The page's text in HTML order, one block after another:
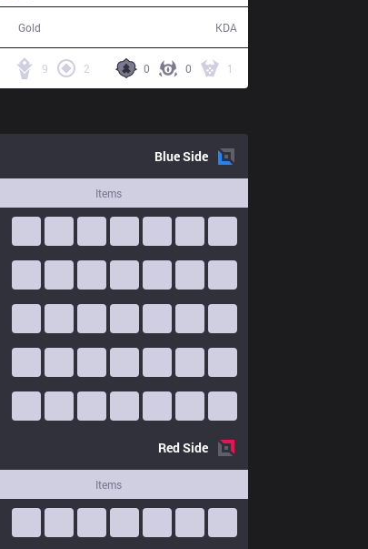
Gold KDA
0 0 1
9 2
BlueSide
Items
RedSide
Items